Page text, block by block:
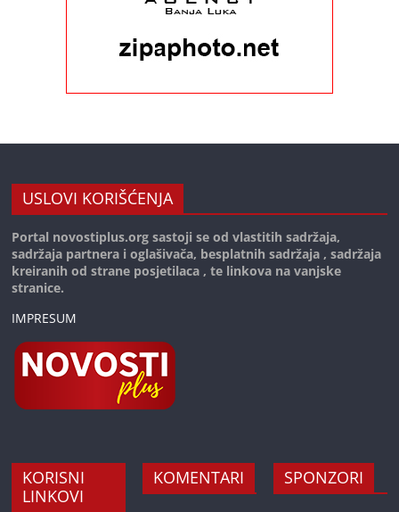
USLOVI KORIŠĆENJA
Portal novostiplus.org sastoji se od vlastitih sadržaja,
sadržaja partnera i oglašivača, besplatnih sadržaja , sadržaja
kreiranih od strane posjetilaca , te linkova na vanjske
stranice.
IMPRESUM
KORISNI
LINKOVI
KOMENTARI SPONZORI